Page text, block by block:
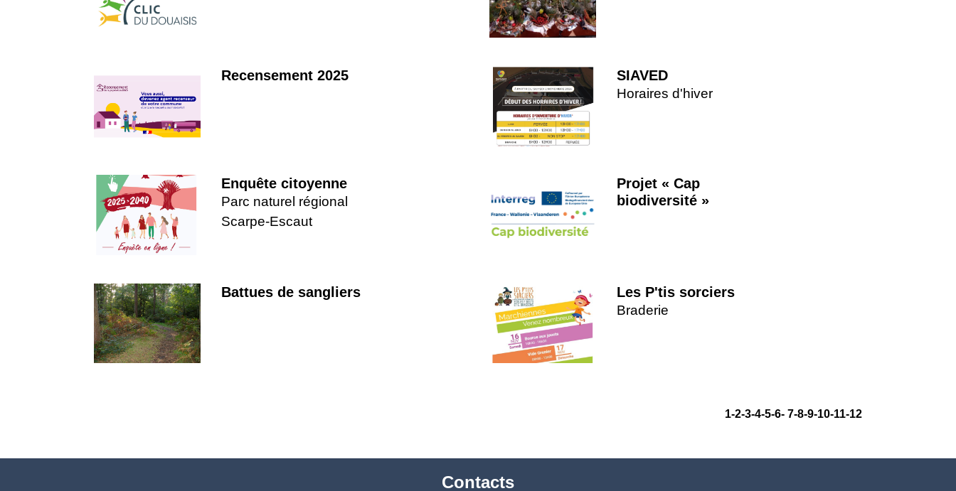
Recensement 2025 SIAVED
Horaires d'hiver
Enquête citoyenne
Parc naturel régional
Scarpe-Escaut
Projet « Cap
biodiversité »
Battues de sangliers Les P'tis sorciers
Braderie
1-2-3-4-5-6- 7-8-9-10-11-12
Contacts